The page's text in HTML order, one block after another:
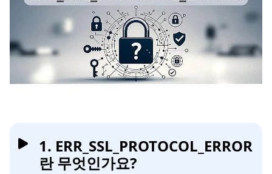
1. ERR_SSL_PROTOCOL_ERROR
란 무엇인가요?